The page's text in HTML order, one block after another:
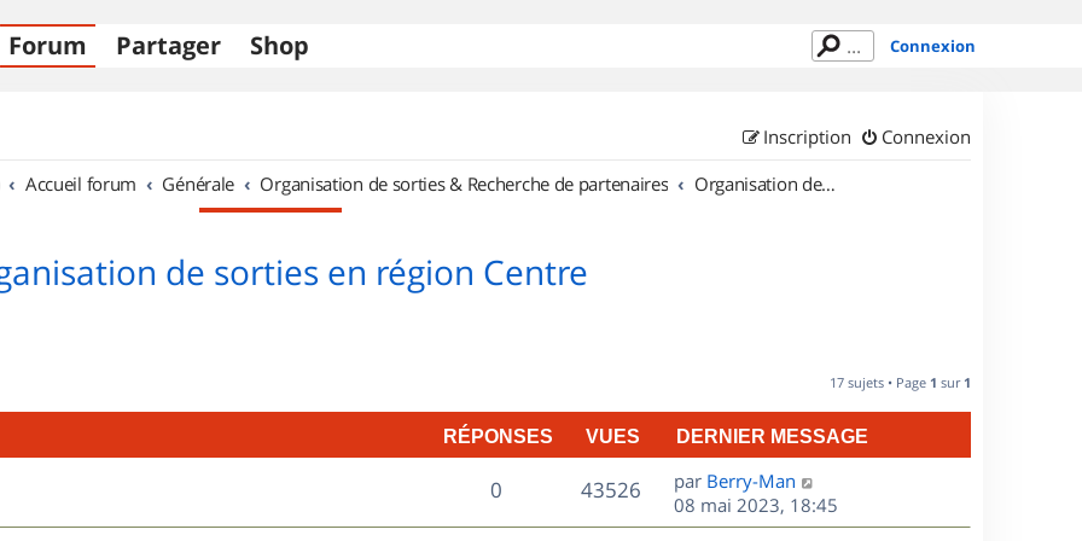
Forum Partager Shop Connexion
Connexion
Inscription
Accueil forum Générale Organisation de sorties & Recherche de partenaires Organisation de sorties en région Centre
de sorties en région Centre
17 sujets • Page 1 sur 1
RÉPONSES VUES DERNIER MESSAGE
0R
é
43526V
u
D
e
r
par Berry-Man
08 mai 2023, 18:45